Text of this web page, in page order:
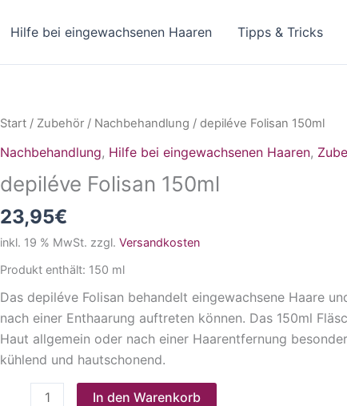
Hilfe bei eingewachsenen Haaren Tipps & Tricks
Start / Zubehör / Nachbehandlung / depiléve Folisan 150ml
Nachbehandlung, Hilfe bei eingewachsenen Haaren,
depiléve Folisan 150ml
23,95€
inkl. 19 % MwSt. zzgl.Versandkosten
Produkt enthält: 150 ml
Das depiléve Folisan behandelt eingewachsene Haare
nach einer Enthaarung auftreten können. Das 150ml
Haut allgemein oder nach einer Haarentfernung
kühlend und hautschonend.
depiléve
Folisan
Menge
In den Warenkorb